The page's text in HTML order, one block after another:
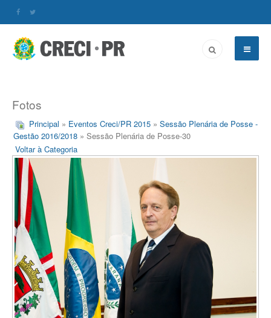
Fotos
Principal » Eventos Creci/PR 2015 » Sessão Plenária de Posse -
Gestão 2016/2018 » Sessão Plenária de Posse-30
Voltar à Categoria